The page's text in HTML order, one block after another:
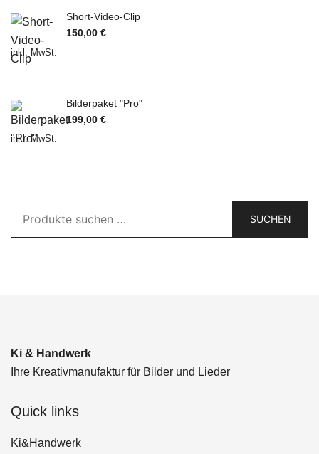
Short-Video-Clip
150,00 €
inkl. MwSt.
Bilderpaket "Pro"
199,00 €
inkl. MwSt.
SUCHEN
Ki & Handwerk
Ihre Kreativmanufaktur für Bilder und Lieder
Quick links
Ki&Handwerk